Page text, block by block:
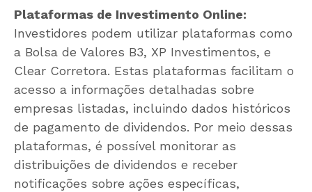
Plataformas de Investimento Online:
Investidores podem utilizar plataformas como
a Bolsa de Valores B3, XP Investimentos, e
Clear Corretora. Estas plataformas facilitam o
acesso a informações detalhadas sobre
empresas listadas, incluindo dados históricos
de pagamento de dividendos. Por meio dessas
plataformas, é possível monitorar as
distribuições de dividendos e receber
notificações sobre ações específicas,